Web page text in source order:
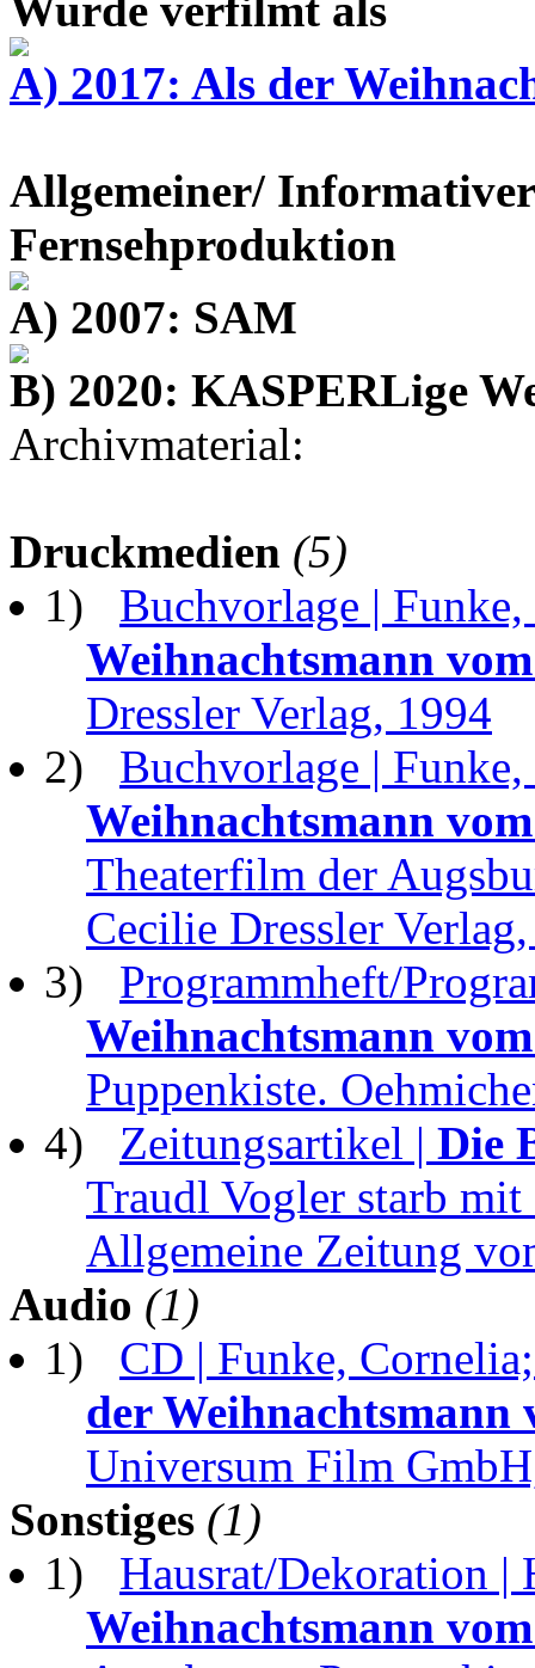
A) 2017: Als der
Allgemeiner/
Fernsehproduktion
A) 2007: SAM
B) 2020: KASPERLige
Archivmaterial:
Druckmedien (5)
1) Buchvorlage |
Weihnachtsmann
Dressler Verlag, 1994
2) Buchvorlage |
Weihnachtsmann
Theaterfilm der
Cecilie Dressler
3) Programmheft/
Weihnachtsmann
Puppenkiste.
4) Zeitungsartikel | Die
Traudl Vogler starb
Allgemeine Zeitung
Audio (1)
1) CD | Funke,
der Weihnachtsmann
Universum Film
Sonstiges (1)
1) Hausrat/Dekoration |
Weihnachtsmann